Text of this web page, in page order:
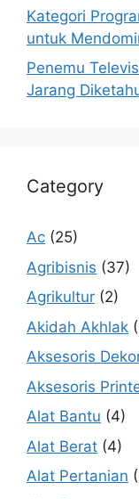
Kategori
untuk
Penemu
Jarang
Category
Ac (25)
Agribisnis (37)
Agrikultur (2)
Akidah Akhlak
Aksesoris
Aksesoris
Alat Bantu (4)
Alat Berat (4)
Alat Pertanian